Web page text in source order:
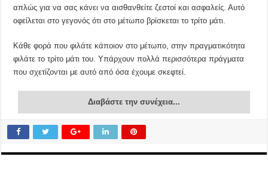
απλώς για να σας κάνει να αισθανθείτε ζεστοί και ασφαλείς. Αυτό
οφείλεται στο γεγονός ότι στο μέτωπο βρίσκεται το τρίτο μάτι.
Κάθε φορά που φιλάτε κάποιον στο μέτωπο, στην πραγματικότητα
φιλάτε το τρίτο μάτι του. Υπάρχουν πολλά περισσότερα πράγματα
που σχετίζονται με αυτό από όσα έχουμε σκεφτεί.
Διαβάστε την συνέχεια...